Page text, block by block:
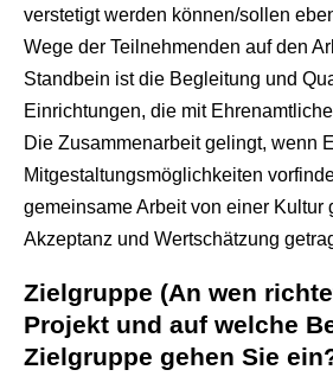
verstetigt werden können/sollen
Wege der Teilnehmenden auf den
Standbein ist die Begleitung und
Einrichtungen, die mit
Die Zusammenarbeit gelingt, wenn
Mitgestaltungsmöglichkeiten
gemeinsame Arbeit von einer Kultur
Akzeptanz und Wertschätzung
Zielgruppe (An wen
Projekt und auf welche
Zielgruppe gehen Sie